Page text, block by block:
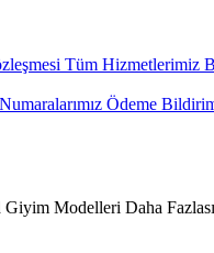
Tüm Hizmetlerimiz
Ödeme